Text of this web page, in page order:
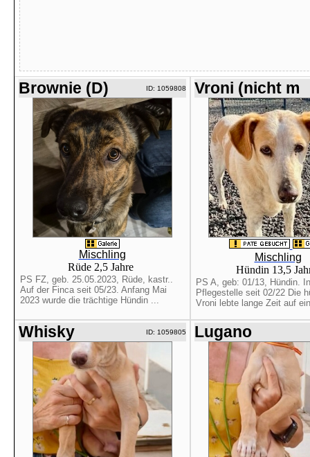
Brownie (D) ID: 1059808
Mischling
Rüde 2,5 Jahre
PS FZ, geb. 25.05.2023, Rüde, kastr..
Auf der Finca seit 05/23. Anfang Mai
2023 wurde die trächtige Hündin ...
Vroni (nicht m
Mischling
Hündin 13,5
PS A, geb: 01/13, Hündin.
Pflegestelle seit 02/22 Die
Vroni lebte lange Zeit auf
Whisky ID: 1059805 Lugano